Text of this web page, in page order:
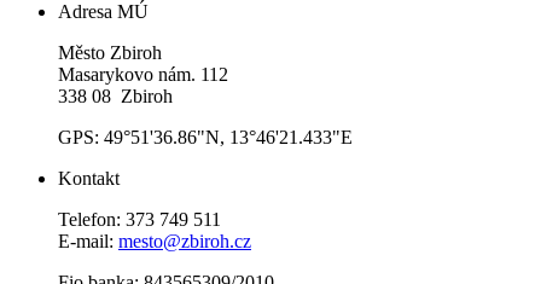
Adresa MÚ
Město Zbiroh
Masarykovo nám. 112
338 08 Zbiroh
GPS: 49°51'36.86"N, 13°46'21.433"E
Kontakt
Telefon: 373 749 511
E-mail: mesto@zbiroh.cz